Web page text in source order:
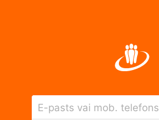
E-pasts vai mob. telefons